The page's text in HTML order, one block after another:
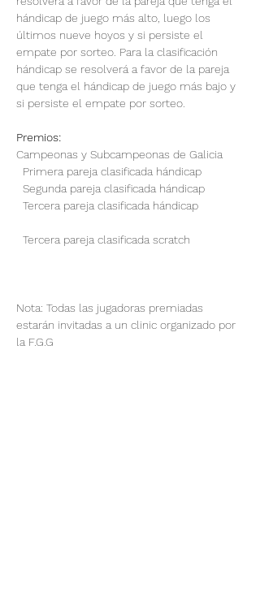
hándicap de juego más alto, luego los
últimos nueve hoyos y si persiste el
empate por sorteo. Para la clasificación
hándicap se resolverá a favor de la pareja
que tenga el hándicap de juego más bajo y
si persiste el empate por sorteo.
Premios:
Campeonas y Subcampeonas de Galicia
Primera pareja clasificada hándicap
Segunda pareja clasificada hándicap
Tercera pareja clasificada hándicap
Tercera pareja clasificada scratch
Nota: Todas las jugadoras premiadas
estarán invitadas a un clinic organizado por
la F.G.G